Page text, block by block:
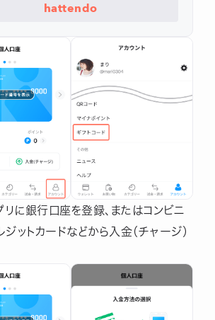
hattendo
に銀行口座を登録、またはコンビニ
ットカードなどから入金（チャージ）